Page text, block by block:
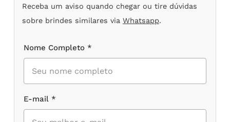
Receba um aviso quando chegar ou tire dúvidas
sobre brindes similares via Whatsapp.
Nome Completo *
E-mail *